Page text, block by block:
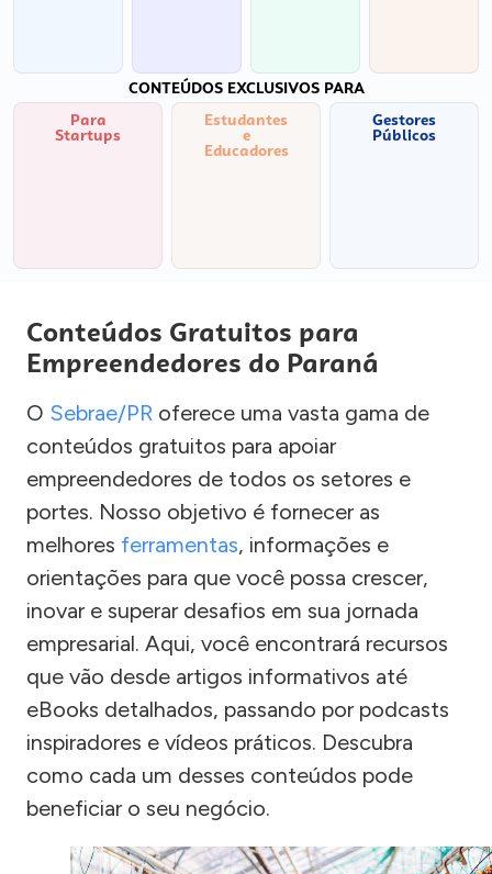
CONTEÚDOS EXCLUSIVOS PARA
Para
Startups
Estudantes
e
Educadores
Gestores
Públicos
Conteúdos Gratuitos para
Empreendedores do Paraná
O Sebrae/PR oferece uma vasta gama de
conteúdos gratuitos para apoiar
empreendedores de todos os setores e
portes. Nosso objetivo é fornecer as
melhores ferramentas, informações e
orientações para que você possa crescer,
inovar e superar desafios em sua jornada
empresarial. Aqui, você encontrará recursos
que vão desde artigos informativos até
eBooks detalhados, passando por podcasts
inspiradores e vídeos práticos. Descubra
como cada um desses conteúdos pode
beneficiar o seu negócio.